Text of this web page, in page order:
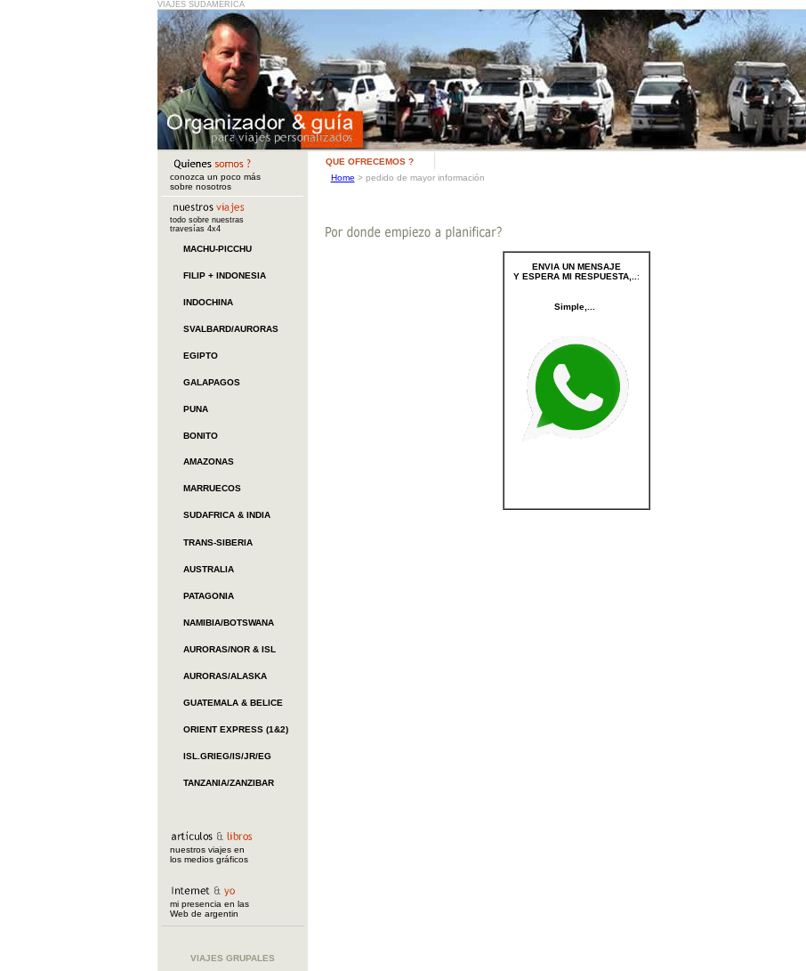
VIAJES SUDAMERICA
conozca un poco más
sobre nosotros
todo sobre nuestras
travesías 4x4
MACHU-PICCHU
FILIP + INDONESIA
INDOCHINA
SVALBARD/AURORAS
EGIPTO
GALAPAGOS
PUNA
BONITO
AMAZONAS
MARRUECOS
SUDAFRICA & INDIA
TRANS-SIBERIA
AUSTRALIA
PATAGONIA
NAMIBIA/BOTSWANA
AURORAS/NOR & ISL
AURORAS/ALASKA
GUATEMALA & BELICE
ORIENT EXPRESS (1&2)
ISL.GRIEG/IS/JR/EG
TANZANIA/ZANZIBAR
nuestros viajes en
los medios gráficos
mi presencia en las
Web de argentin
VIAJES GRUPALES
QUE OFRECEMOS ?
Home > pedido de mayor información
ENVIA UN MENSAJE
Y ESPERA MI RESPUESTA,.. :
Simple,...